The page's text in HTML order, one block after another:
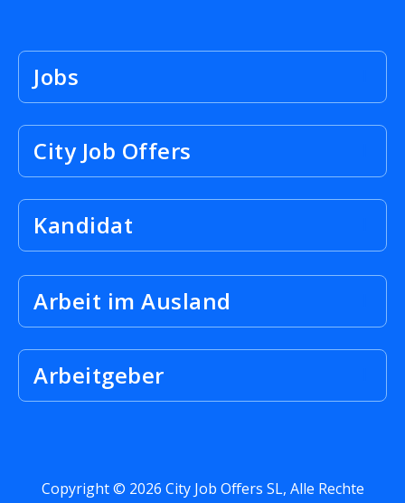
Jobs
City Job Offers
Kandidat
Arbeit im Ausland
Arbeitgeber
Copyright © 2026 City Job Offers SL, Alle Rechte